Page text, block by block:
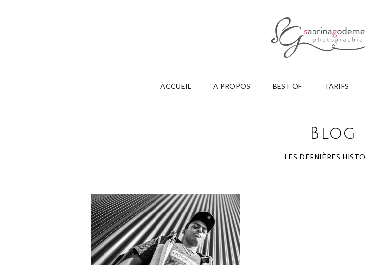
ACCUEIL A PROPOS BEST OF TARIFS
Blog
LES DERNIÈRES